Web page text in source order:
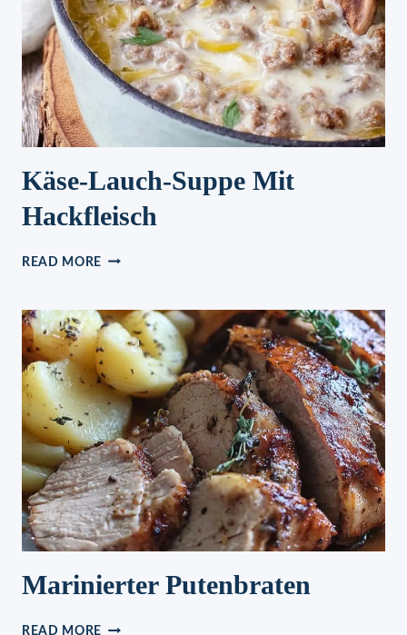
Käse-Lauch-Suppe Mit
Hackfleisch
READ MORE KÄSE-
MIT
HACKFLEISCH
Marinierter Putenbraten
READ MORE MARINIERTER